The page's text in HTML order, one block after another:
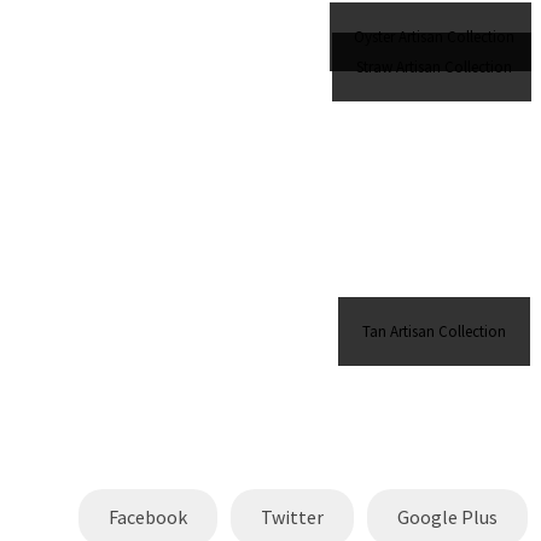
Oyster Artisan Collection
Straw Artisan Collection
Tan Artisan Collection
Facebook Twitter Google Plus